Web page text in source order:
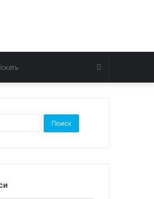
Искать